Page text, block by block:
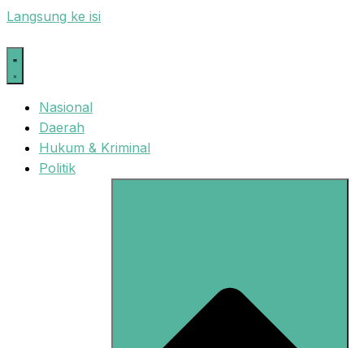
Langsung ke isi
Nasional
Daerah
Hukum & Kriminal
Politik